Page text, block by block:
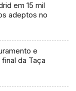
em 15 mil
adeptos no
e
da Taça